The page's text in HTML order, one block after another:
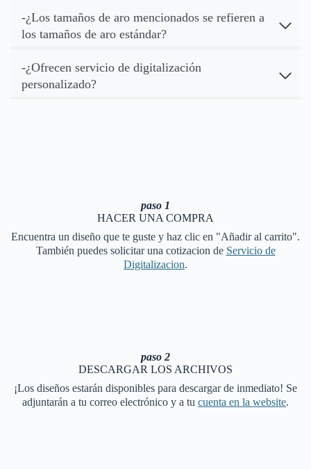
-¿Los tamaños de aro mencionados se refieren a
los tamaños de aro estándar?
-¿Ofrecen servicio de digitalización
personalizado?
paso 1
HACER UNA COMPRA
Encuentra un diseño que te guste y haz clic en "Añadir al carrito".
También puedes solicitar una cotizacion de Servicio de
Digitalizacion.
paso 2
DESCARGAR LOS ARCHIVOS
¡Los diseños estarán disponibles para descargar de inmediato! Se
adjuntarán a tu correo electrónico y a tu cuenta en la website.